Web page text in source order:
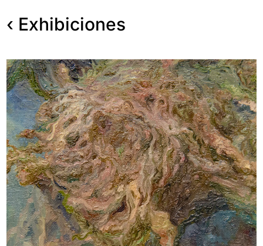
‹ Exhibiciones